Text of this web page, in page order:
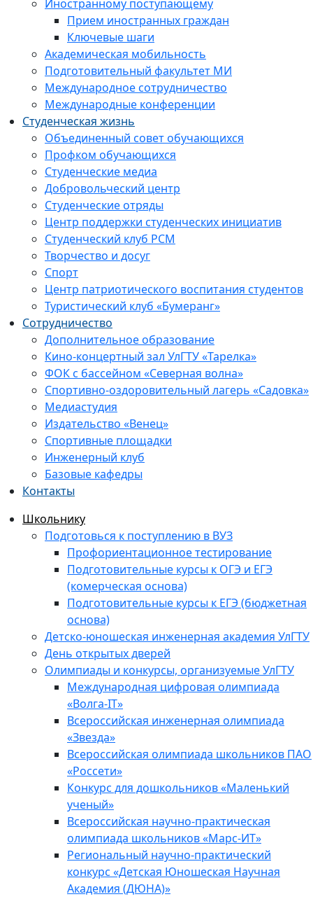
Иностранному поступающему
Прием иностранных граждан
Ключевые шаги
Академическая мобильность
Подготовительный факультет МИ
Международное сотрудничество
Международные конференции
Студенческая жизнь
Объединенный совет обучающихся
Профком обучающихся
Студенческие медиа
Добровольческий центр
Студенческие отряды
Центр поддержки студенческих инициатив
Студенческий клуб РСМ
Творчество и досуг
Спорт
Центр патриотического воспитания студентов
Туристический клуб «Бумеранг»
Сотрудничество
Дополнительное образование
Кино-концертный зал УлГТУ «Тарелка»
ФОК с бассейном «Северная волна»
Спортивно-оздоровительный лагерь «Садовка»
Медиастудия
Издательство «Венец»
Спортивные площадки
Инженерный клуб
Базовые кафедры
Контакты
Школьнику
Подготовься к поступлению в ВУЗ
Профориентационное тестирование
Подготовительные курсы к ОГЭ и ЕГЭ
(комерческая основа)
Подготовительные курсы к ЕГЭ (бюджетная
основа)
Детско-юношеская инженерная академия УлГТУ
День открытых дверей
Олимпиады и конкурсы, организуемые УлГТУ
Международная цифровая олимпиада
«Волга-IT»
Всероссийская инженерная олимпиада
«Звезда»
Всероссийская олимпиада школьников ПАО
«Россети»
Конкурс для дошкольников «Маленький
ученый»
Всероссийская научно-практическая
олимпиада школьников «Марс-ИТ»
Региональный научно-практический
конкурс «Детская Юношеская Научная
Академия (ДЮНА)»